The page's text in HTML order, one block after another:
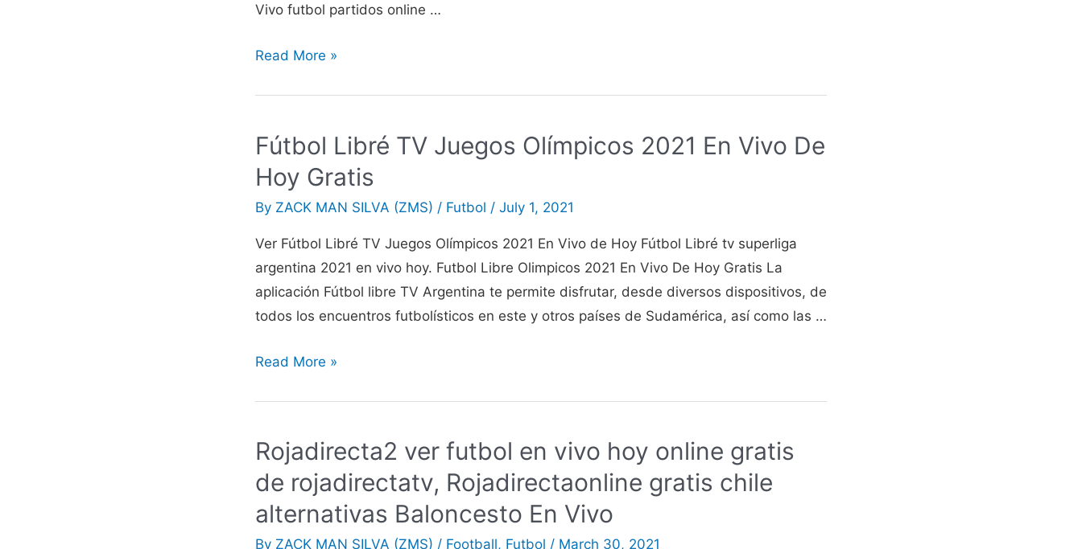
Vivo futbol partidos online …
Pirlo
En
Vivo
hoy
Roja
Gratis
Read More »
Fútbol Libré TV Juegos Olímpicos 2021 En Vivo De
Hoy Gratis
By ZACK MAN SILVA (ZMS) / Futbol / July 1, 2021
Ver Fútbol Libré TV Juegos Olímpicos 2021 En Vivo de Hoy Fútbol Libré tv superliga
argentina 2021 en vivo hoy. Futbol Libre Olimpicos 2021 En Vivo De Hoy Gratis La
aplicación Fútbol libre TV Argentina te permite disfrutar, desde diversos dispositivos, de
todos los encuentros futbolísticos en este y otros países de Sudamérica, así como las …
Fútbol
Olímpicos
2021
En
Read More »
Rojadirecta2 ver futbol en vivo hoy online gratis
de rojadirectatv, Rojadirectaonline gratis chile
alternativas Baloncesto En Vivo
By ZACK MAN SILVA (ZMS) / Football, Futbol / March 30, 2021